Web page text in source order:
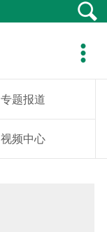

专题报道
视频中心